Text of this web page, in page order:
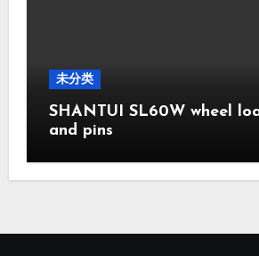
未分类
SHANTUI SL60W wheel
and pins